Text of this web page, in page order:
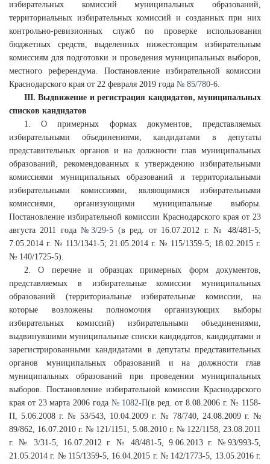
избирательных комиссий муниципальных образований,
территориальных избирательных комиссий и созданных при них
контрольно-ревизионных служб по проверке использования
бюджетных средств, выделенных нижестоящим избирательным
комиссиям для подготовки и проведения муниципальных выборов,
местного референдума. Постановление избирательной комиссии
Краснодарского края от 22 февраля 2019 года № 85/780-6.
III. Выдвижение и регистрация кандидатов, муниципальных
списков кандидатов
1. О примерных формах документов, представляемых
избирательными объединениями, кандидатами в депутаты
представительных органов и на должности глав муниципальных
образований, рекомендованных к утверждению избирательными
комиссиями муниципальных образований и территориальными
избирательными комиссиями, являющимися избирательными
комиссиями, организующими муниципальные выборы.
Постановление избирательной комиссии Краснодарского края от 23
августа 2011 года№ 3/29-5 (в ред. от 16.07.2012 г. № 48/481-5;
7.05.2014 г. № 113/1341-5; 21.05.2014 г. № 115/1359-5; 18.02.2015 г.
№ 140/1725-5).
2. О перечне и образцах примерных форм документов,
представляемых в избирательные комиссии муниципальных
образований (территориальные избирательные комиссии, на
которые возложены полномочия организующих выборы
избирательных комиссий) избирательными объединениями,
выдвинувшими муниципальные списки кандидатов, кандидатами и
зарегистрированными кандидатами в депутаты представительных
органов муниципальных образований и на должности глав
муниципальных образований при проведении муниципальных
выборов. Постановление избирательной комиссии Краснодарского
края от 23 марта 2006 года № 1082-П(в ред. от 8.08.2006 г. № 1158-
П, 5.06.2008 г. № 53/543, 10.04.2009 г. № 78/740, 24.08.2009 г. №
89/862, 16.07.2010 г. № 121/1151, 5.08.2010 г. № 122/1158, 23.08.2011
г. № 3/31-5, 16.07.2012 г. № 48/481-5, 9.06.2013 г. №93/993-5,
21.05.2014 г. № 115/1359-5, 16.04.2015 г. № 142/1773-5, 13.05.2016 г.